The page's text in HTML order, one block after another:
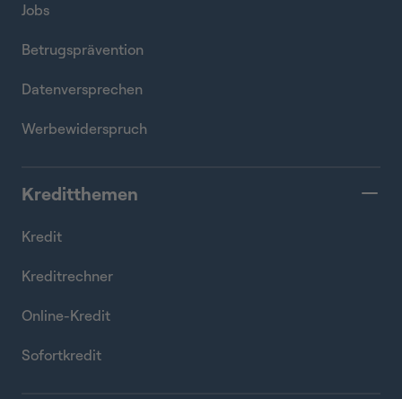
Jobs
Betrugsprävention
Datenversprechen
Werbewiderspruch
Kreditthemen
Kredit
Kreditrechner
Online-Kredit
Sofortkredit